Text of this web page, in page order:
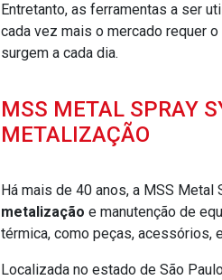
Entretanto, as ferramentas a ser
cada vez mais o mercado requer o
surgem a cada dia.
MSS METAL SPRAY
METALIZAÇÃO
Há mais de 40 anos, a MSS
metalização e manutenção de
térmica, como peças, acessórios,
Localizada no estado de São